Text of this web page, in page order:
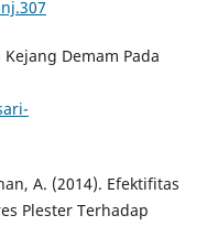
Demam Pada
A. (2014). Efektifitas
Plester Terhadap